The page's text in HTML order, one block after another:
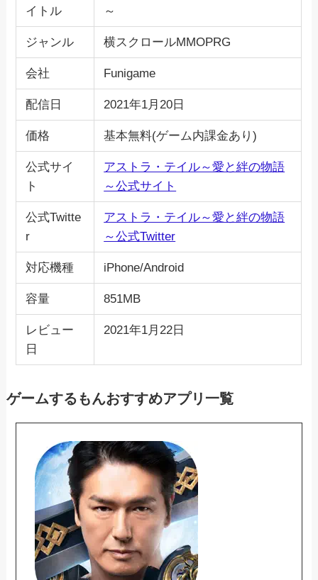
イトル ～
ジャンル 横スクロールMMOPRG
会社 Funigame
配信日 2021年1月20日
価格 基本無料(ゲーム内課金あり)
公式サイ
ト
アストラ・テイル～愛と絆の物語
～公式サイト
公式Twitte
r
アストラ・テイル～愛と絆の物語
～公式Twitter
対応機種 iPhone/Android
容量 851MB
レビュー
日
2021年1月22日
ゲームするもんおすすめアプリ一覧